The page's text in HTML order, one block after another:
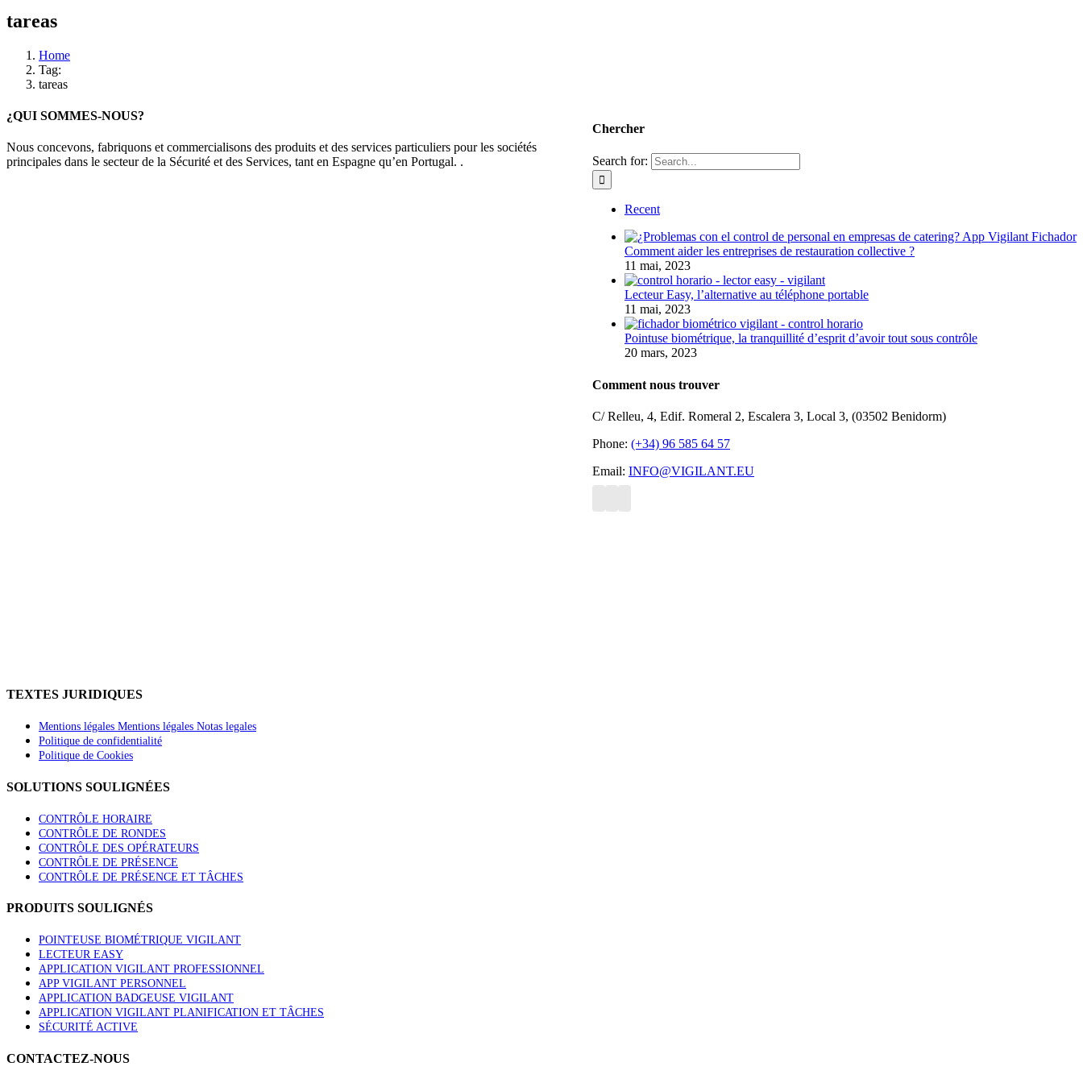
tareas
Home
Tag:
tareas
Chercher
Search for:
Recent
Comment aider les entreprises de restauration collective ?
11 mai, 2023
Lecteur Easy, l’alternative au téléphone portable
11 mai, 2023
Pointuse biométrique, la tranquillité d’esprit d’avoir tout sous contrôle
20 mars, 2023
Comment nous trouver
C/ Relleu, 4, Edif. Romeral 2, Escalera 3, Local 3, (03502 Benidorm)
Phone: (+34) 96 585 64 57
Email: INFO@VIGILANT.EU
¿QUI SOMMES-NOUS?
Nous concevons, fabriquons et commercialisons des produits et des services particuliers pour les sociétés
principales dans le secteur de la Sécurité et des Services, tant en Espagne qu’en Portugal. .
TEXTES JURIDIQUES
Mentions légales Mentions légales Notas legales
Politique de confidentialité
Politique de Cookies
SOLUTIONS SOULIGNÉES
CONTRÔLE HORAIRE
CONTRÔLE DE RONDES
CONTRÔLE DES OPÉRATEURS
CONTRÔLE DE PRÉSENCE
CONTRÔLE DE PRÉSENCE ET TÂCHES
PRODUITS SOULIGNÉS
POINTEUSE BIOMÉTRIQUE VIGILANT
LECTEUR EASY
APPLICATION VIGILANT PROFESSIONNEL
APP VIGILANT PERSONNEL
APPLICATION BADGEUSE VIGILANT
APPLICATION VIGILANT PLANIFICATION ET TÂCHES
SÉCURITÉ ACTIVE
CONTACTEZ-NOUS